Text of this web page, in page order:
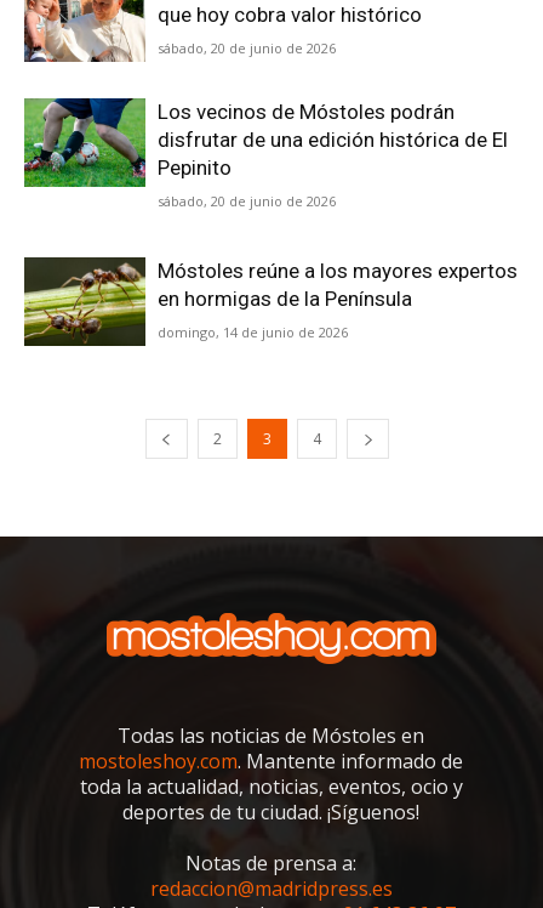
que hoy cobra valor histórico
sábado, 20 de junio de 2026
Los vecinos de Móstoles podrán
disfrutar de una edición histórica de El
Pepinito
sábado, 20 de junio de 2026
Móstoles reúne a los mayores expertos
en hormigas de la Península
domingo, 14 de junio de 2026
2 3 4
Todas las noticias de Móstoles en
mostoleshoy.com. Mantente informado de
toda la actualidad, noticias, eventos, ocio y
deportes de tu ciudad. ¡Síguenos!
Notas de prensa a:
redaccion@madridpress.es